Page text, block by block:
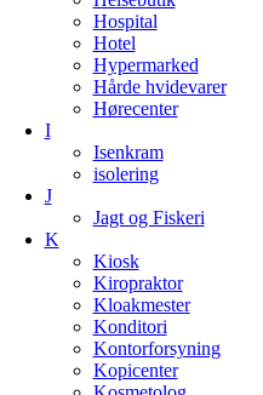
Hospital
Hotel
Hypermarked
Hårde hvidevarer
Hørecenter
I
Isenkram
isolering
J
Jagt og Fiskeri
K
Kiosk
Kiropraktor
Kloakmester
Konditori
Kontorforsyning
Kopicenter